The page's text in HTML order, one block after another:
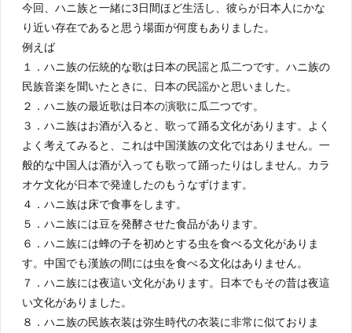
今回、ハニ族と一緒に3日間ほど生活し、彼らが日本人にかな
り近い存在であると思う場面が何度もありました。
例えば
１．ハニ族の伝統的な歌は日本の民謡と瓜二つです。ハニ族の
民族音楽を聞いたときに、日本の民謡かと思いました。
２．ハニ族の最近歌は日本の演歌に瓜二つです。
３．ハニ族はお酒が入ると、歌って踊る文化があります。よく
よく考えてみると、これは中国漢族の文化ではありません。一
般的な中国人は酒が入っても歌って踊ったりはしません。カラ
オケ文化が日本で発達したのもうなずけます。
４．ハニ族は床で食事をします。
５．ハニ族には豆を発酵させた食品があります。
６．ハニ族には蜂の子を初めとする虫を食べる文化がありま
す。中国でも漢族の間には虫を食べる文化はありません。
７．ハニ族には夜這い文化があります。日本でもその昔は夜這
い文化がありました。
８．ハニ族の民族衣装は弥生時代の衣装に非常に似ておりま